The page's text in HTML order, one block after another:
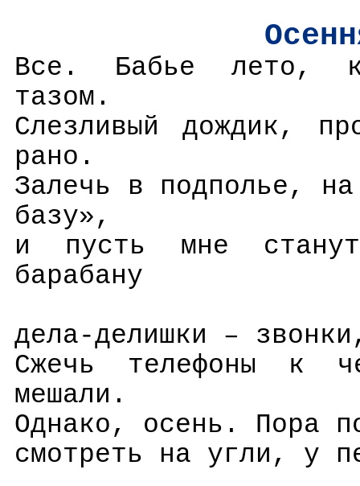
Все. Бабье лето,
тазом.
Слезливый дождик,
рано.
Залечь в подполье,
базу»,
и пусть мне
барабану
дела-делишки –
Сжечь телефоны к
мешали.
Однако, осень. Пора
смотреть на угли, у